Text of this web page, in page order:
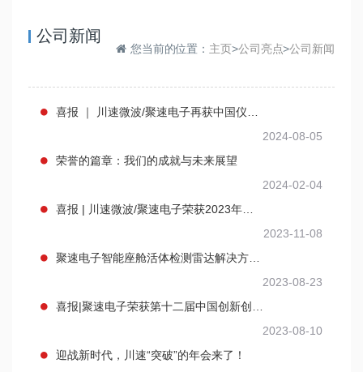
公司新闻
您当前的位置： 主页>公司亮点>公司新闻
2024-08-05
荣誉的篇章：我们的成就与未来展望
2024-02-04
2023-11-08
2023-08-23
2023-08-10
迎战新时代，川速“突破”的年会来了！